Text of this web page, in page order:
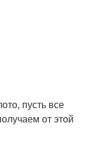
пусть все
от этой